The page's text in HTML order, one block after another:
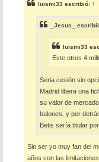
a
j
e
luismi33 escribió: ↑
_Jesus_
luismi33
Este otros 4
Seria cesión sin
Madrid libera una
su valor de
balones, y por
Betis sería titular
Sin ser yo muy fan del
años con las